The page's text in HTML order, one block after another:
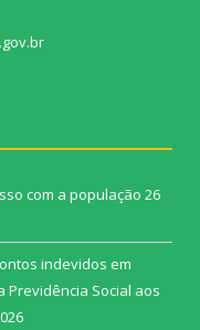
com a população 26
indevidos em
Social aos